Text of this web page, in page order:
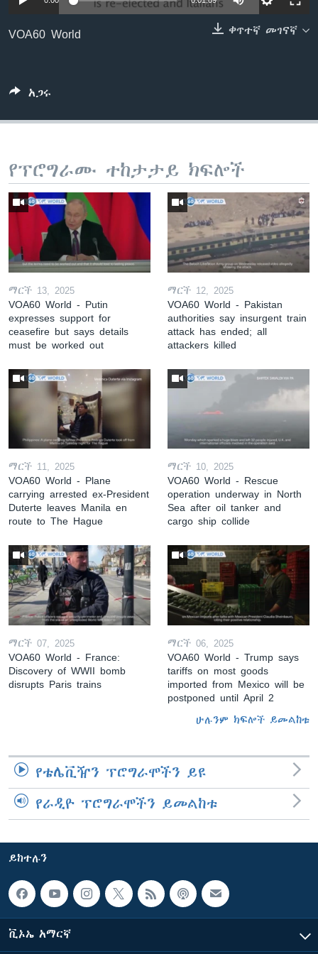
ቀጥተኛ መገናኛ
VOA60 World
አጋሩ
የፕሮግራሙ ተከታታይ ክፍሎች
ማርች 13, 2025
VOA60 World - Putin
expresses support for
ceasefire but says details
must be worked out
ማርች 12, 2025
VOA60 World - Pakistan
authorities say insurgent train
attack has ended; all
attackers killed
ማርች 11, 2025
VOA60 World - Plane
carrying arrested ex-President
Duterte leaves Manila en
route to The Hague
ማርች 10, 2025
VOA60 World - Rescue
operation underway in North
Sea after oil tanker and
cargo ship collide
ማርች 07, 2025
VOA60 World - France:
Discovery of WWII bomb
disrupts Paris trains
ማርች 06, 2025
VOA60 World - Trump says
tariffs on most goods
imported from Mexico will be
postponed until April 2
ሁሉንም ክፍሎች ይመልከቱ
የቴሌቪዥን ፕሮግራሞችን ይዩ
የራዲዮ ፕሮግራሞችን ይመልከቱ
ይከተሉን
ቪኦኤ አማርኛ